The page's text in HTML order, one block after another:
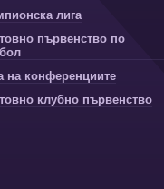
лига
първенство по
на конференциите
клубно първенство